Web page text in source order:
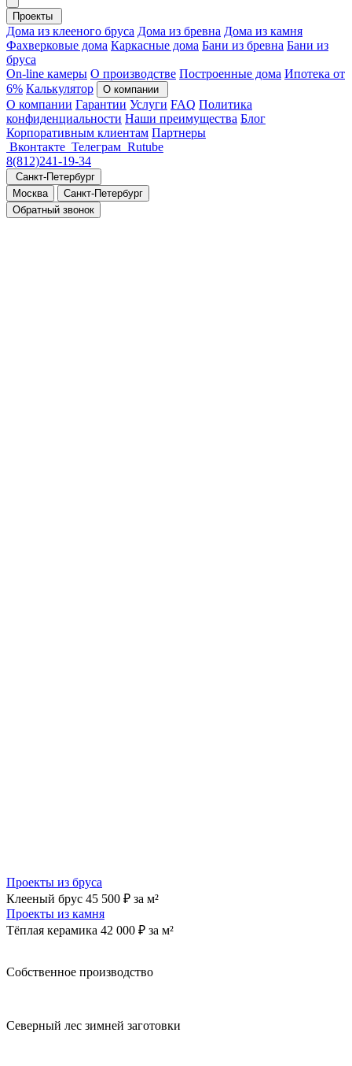
Проекты
Дома из клееного бруса Дома из бревна Дома из камня
Фахверковые дома Каркасные дома Бани из бревна Бани из
бруса
On-line камеры О производстве Построенные дома Ипотека от
6% Калькулятор О компании
О компании Гарантии Услуги FAQ Политика
конфиденциальности Наши преимущества Блог
Корпоративным клиентам Партнеры
Вконтакте Телеграм Rutube
8(812)241-19-34
Санкт-Петербург
Москва
Санкт-Петербург
Обратный звонок
Проекты из бруса
Клееный брус 45 500 ₽ за м²
Проекты из камня
Тёплая керамика 42 000 ₽ за м²
Собственное производство
Северный лес зимней заготовки